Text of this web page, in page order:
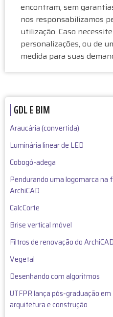
A
R
A
G
D
L
encontram, sem
nos responsabilizamos
utilização. Caso
personalizações, ou de
medida para suas
GDL E BIM
Araucária (convertida)
Luminária linear de LED
Cobogó-adega
Pendurando uma logomarca na
ArchiCAD
CalcCorte
Brise vertical móvel
Filtros de renovação do ArchiCAD
Vegetal
Desenhando com algoritmos
UTFPR lança pós-graduação
arquitetura e construção